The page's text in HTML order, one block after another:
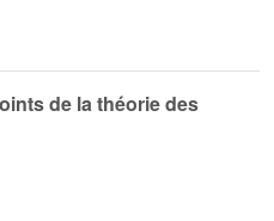
de la théorie des